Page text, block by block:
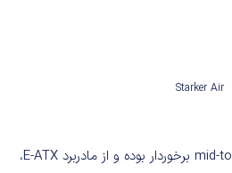
Starker Air
Defender Pro از شاسی mid-tower برخوردار بوده و از مادربرد E-ATX،